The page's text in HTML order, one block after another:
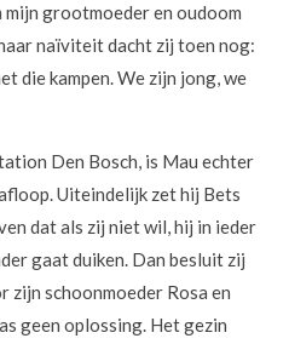
grootmoeder en oudoom
naïviteit dacht zij toen nog:
die kampen. We zijn jong, we
Den Bosch, is Mau echter
Uiteindelijk zet hij Bets
dat als zij niet wil, hij in ieder
gaat duiken. Dan besluit zij
zijn schoonmoeder Rosa en
geen oplossing. Het gezin